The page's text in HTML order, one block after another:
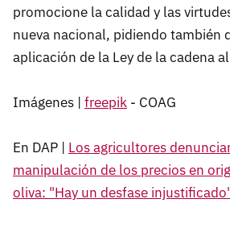
promocione la calidad y las
nueva nacional, pidiendo también
aplicación de la Ley de la cadena
Imágenes | freepik - COAG
En DAP | Los agricultores
manipulación de los precios en
oliva: "Hay un desfase